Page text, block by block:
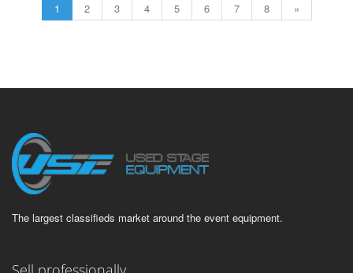
1 2 3 4 5 6 7 8 »
The largest classifieds market around the event equipment.